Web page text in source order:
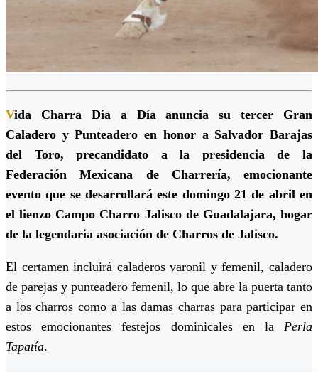
Vida Charra Día a Día anuncia su tercer Gran
Caladero y Punteadero en honor a Salvador Barajas
del Toro, precandidato a la presidencia de la
Federación Mexicana de Charrería, emocionante
evento que se desarrollará este domingo 21 de abril en
el lienzo Campo Charro Jalisco de Guadalajara, hogar
de la legendaria asociación de Charros de Jalisco.
El certamen incluirá caladeros varonil y femenil, caladero
de parejas y punteadero femenil, lo que abre la puerta tanto
a los charros como a las damas charras para participar en
estos emocionantes festejos dominicales en la Perla
Tapatía.